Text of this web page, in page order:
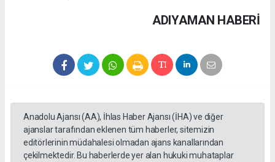
ADIYAMAN HABERİ
Anadolu Ajansı (AA), İhlas Haber Ajansı (İHA) ve diğer
ajanslar tarafından eklenen tüm haberler, sitemizin
editörlerinin müdahalesi olmadan ajans kanallarından
çekilmektedir. Bu haberlerde yer alan hukuki muhataplar